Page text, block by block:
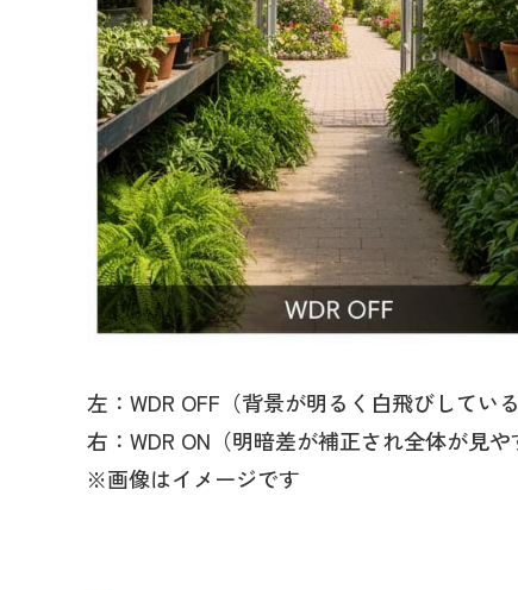
左：WDR OFF（背景が明るく白飛びしている
右：WDR ON（明暗差が補正され全体が見や
※画像はイメージです